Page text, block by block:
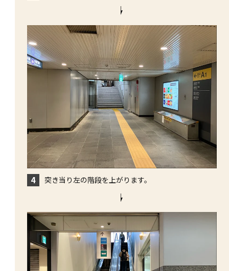
4 突き当り左の階段を上がります。